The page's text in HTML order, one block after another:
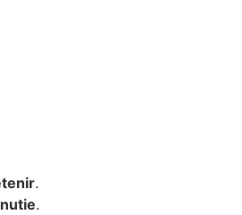
.
.